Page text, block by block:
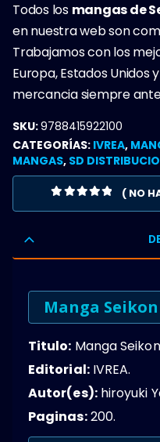
Todos los mangas de
en nuestra web son
Trabajamos con los
Europa, Estados Unidos
mercancia siempre
SKU:9788415922100
CATEGORÍAS: IVREA,
MANGAS, SD
( NO
Manga
Titulo: Manga
Editorial:IVREA.
Autor(es):hiroyuki
Paginas:200.